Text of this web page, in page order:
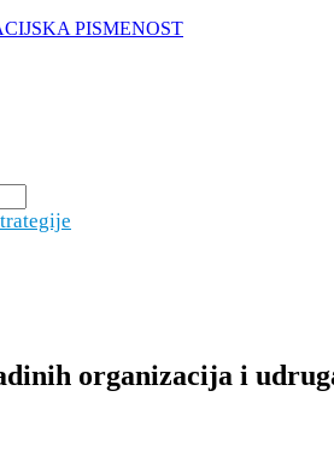
PISMENOST
organizacija i